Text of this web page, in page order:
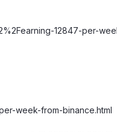
12847-per-
week-from-binance.html